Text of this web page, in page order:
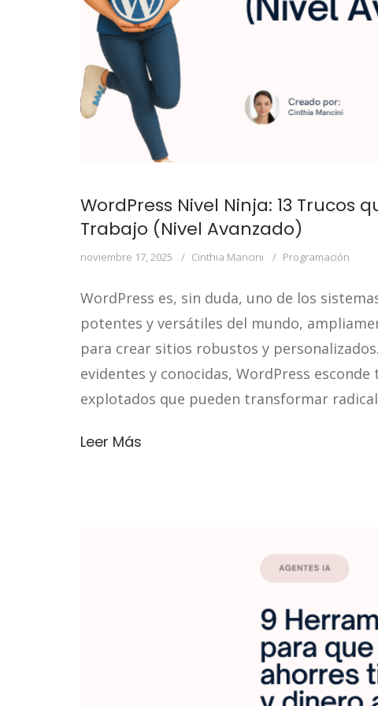
WordPress Nivel Ninja: 13 Trucos
Trabajo (Nivel Avanzado)
noviembre 17, 2025 Cinthia Mancini Programación
WordPress es, sin duda, uno de los
potentes y versátiles del mundo,
para crear sitios robustos y
evidentes y conocidas, WordPress
explotados que pueden transformar
Leer Más